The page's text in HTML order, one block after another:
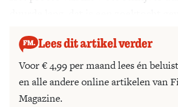
Lees dit artikel verder
Voor € 4,99 per maand lees én
en alle andere online artikelen van
Magazine.